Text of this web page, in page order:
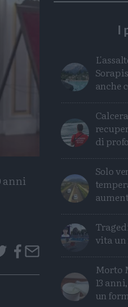
anni
I
anche
di
Solo
vita un
Morto
13
un